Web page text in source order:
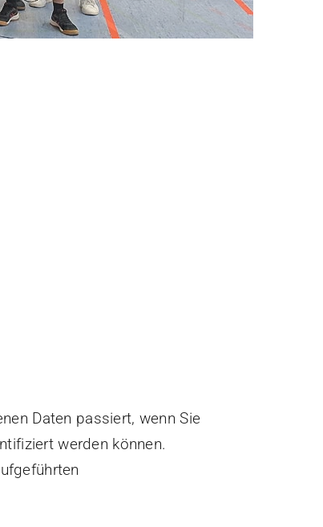
/ Videos
Daten passiert, wenn Sie
werden können.